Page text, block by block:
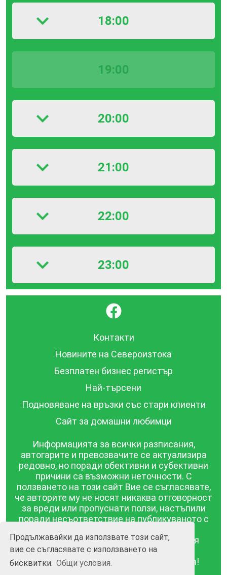
Продължавайки да използвате този сайт,
вие се съгласявате с използването на
бисквитки. Общи условия.
18:00
19:00
20:00
21:00
22:00
23:00
}
Контакти
Новините на Североизтока
Безплатен бизнес регистър
Най-търсени
Подновяване на връзки със стари клиенти
Сайт за домашни любимци
Информацията за всички разписания,
автогарите и превозвачите се актуализира
редовно, но поради обективни и субективни
причини са възможни неточности. С
ползването на този сайт Вие се съгласявате,
че авторите му не носят никаква отговорност
за вреди или пропуснати ползи, настъпили
поради несъответствие на публикуваното с
публикувана в този сайт се предоставя
такава каквато е, без гаранция за
съответствието ѝ с действителността!